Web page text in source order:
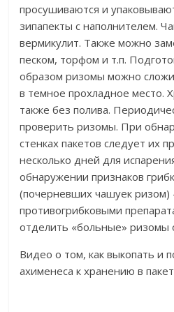
просушиваются и
зипапекты с наполнителем.
вермикулит. Также можно
песком, торфом и т.п.
образом ризомы можно
в темное прохладное место.
также без полива.
проверить ризомы. При
стенках пакетов следует их
несколько дней для
обнаружении признаков
(почерневших чашуек
противогрибковыми
отделить «больные» ризомы
Видео о том, как выкопать и
ахименеса к хранению в